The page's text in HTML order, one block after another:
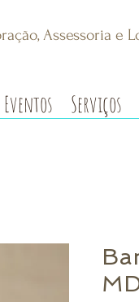
Assessoria e
Eventos Serviços